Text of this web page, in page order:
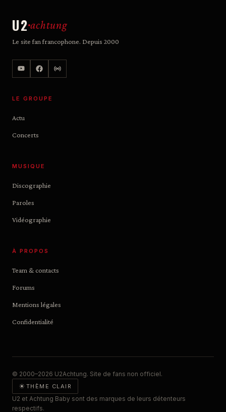
U2 achtung
Le site fan francophone. Depuis 2000
LE GROUPE
Actu
Concerts
MUSIQUE
Discographie
Paroles
Vidéographie
À PROPOS
Team & contacts
Forums
Mentions légales
Confidentialité
© 2000–2026 U2Achtung. Site de fans non officiel.
☀ THÈME CLAIR
U2 et Achtung Baby sont des marques de leurs détenteurs
respectifs.